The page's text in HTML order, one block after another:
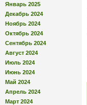
Январь 2025
Декабрь 2024
Ноябрь 2024
Октябрь 2024
Сентябрь 2024
Август 2024
Июль 2024
Июнь 2024
Май 2024
Апрель 2024
Март 2024